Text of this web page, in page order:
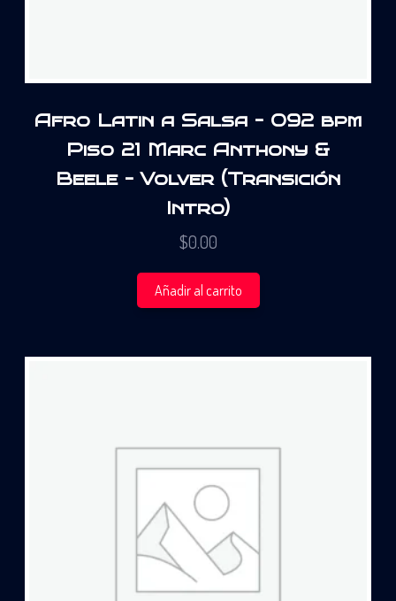
Afro Latin a Salsa – 092 bpm
Piso 21 Marc Anthony &
Beele – Volver (Transición
Intro)
$0.00
Añadir al carrito